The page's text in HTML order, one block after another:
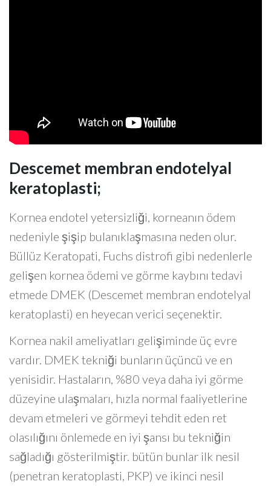
Descemet membran endotelyal
keratoplasti;
Kornea endotel yetersizliği, korneanın ödem
nedeniyle şişip bulanıklaşmasına neden olur.
Büllüz Keratopati, Fuchs distrofi gibi nedenlerle
gelişen kornea ödemi ve görme kaybını tedavi
etmede DMEK (Descemet membran endotelyal
keratoplasti) en heyecan verici seçenektir.
Kornea nakil ameliyatları gelişiminde üç evre
vardır. DMEK tekniği bunların üçüncü ve en
yenisidir. Hastaların, %80 veya daha iyi görme
düzeyine ulaşmaları, hızla normal faaliyetlerine
devam etmeleri ve görmeyi tehdit eden ret
olasılığını önlemede en iyi şansı bu tekniğin
sağladığı gösterilmiştir. bütün bunlar ilk nesil
(penetran keratoplasti, PKP) ve ikinci nesil